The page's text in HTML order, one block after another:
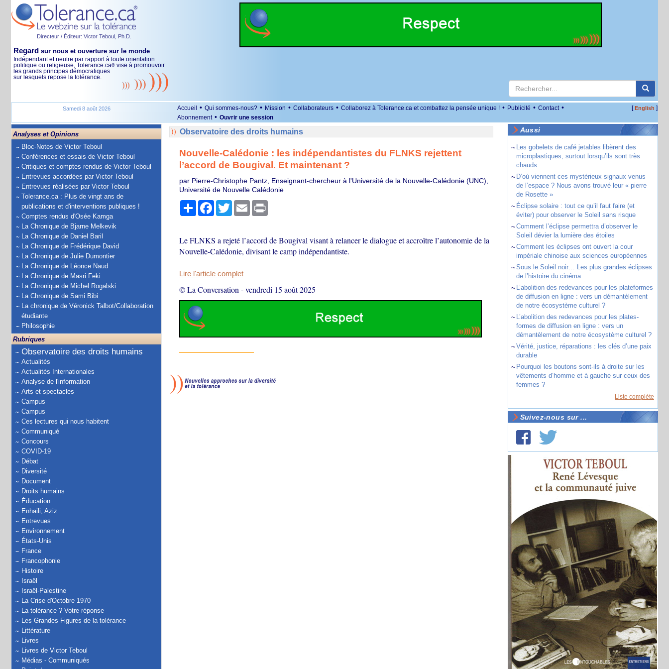
Directeur / Éditeur: Victor Teboul, Ph.D.
Regard sur nous et ouverture sur le monde
Indépendant et neutre par rapport à toute orientation
politique ou religieuse, Tolerance.ca® vise à promouvoir
les grands principes démocratiques
sur lesquels repose la tolérance.
Samedi 8 août 2026 Accueil • Qui sommes-nous? • Mission • Collaborateurs • Collaborez à Tolerance.ca et combattez la pensée unique ! • Publicité • Contact •
Abonnement • Ouvrir une session
[English ]
Analyses et Opinions
Bloc-Notes de Victor Teboul
Conférences et essais de Victor Teboul
Critiques et comptes rendus de Victor Teboul
Entrevues accordées par Victor Teboul
Entrevues réalisées par Victor Teboul
Tolerance.ca : Plus de vingt ans de
publications et d'interventions publiques !
Comptes rendus d'Osée Kamga
La Chronique de Bjarne Melkevik
La Chronique de Daniel Baril
La Chronique de Frédérique David
La Chronique de Julie Dumontier
La Chronique de Léonce Naud
La Chronique de Masri Feki
La Chronique de Michel Rogalski
La Chronique de Sami Bibi
La chronique de Véronick Talbot/Collaboration
étudiante
Philosophie
Rubriques
Observatoire des droits humains
Actualités
Actualités Internationales
Analyse de l'information
Arts et spectacles
Campus
Campus
Ces lectures qui nous habitent
Communiqué
Concours
COVID-19
Débat
Diversité
Document
Droits humains
Éducation
Enhaili, Aziz
Entrevues
Environnement
États-Unis
France
Francophonie
Histoire
Israël
Israël-Palestine
La Crise d'Octobre 1970
La tolérance ? Votre réponse
Les Grandes Figures de la tolérance
Littérature
Livres
Livres de Victor Teboul
Médias - Communiqués
Observatoire des droits humains
Nouvelle-Calédonie : les indépendantistes du FLNKS rejettent
l’accord de Bougival. Et maintenant ?
par Pierre-Christophe Pantz, Enseignant-chercheur à l'Université de la Nouvelle-Calédonie (UNC),
Université de Nouvelle Calédonie
PartagerFacebook
TwitterEmail Print
Le FLNKS a rejeté l’accord de Bougival visant à relancer le dialogue et accroître l’autonomie de la
Nouvelle-Calédonie, divisant le camp indépendantiste.
Lire l'article complet
© La Conversation -vendredi 15 août 2025
Aussi
~ Les gobelets de café jetables libèrent des
microplastiques, surtout lorsqu’ils sont très
chauds
~ D’où viennent ces mystérieux signaux venus
de l’espace ? Nous avons trouvé leur « pierre
de Rosette »
~ Éclipse solaire : tout ce qu’il faut faire (et
éviter) pour observer le Soleil sans risque
~Comment l’éclipse permettra d’observer le
Soleil dévier la lumière des étoiles
~Comment les éclipses ont ouvert la cour
impériale chinoise aux sciences européennes
~Sous le Soleil noir… Les plus grandes éclipses
de l’histoire du cinéma
~ L’abolition des redevances pour les plateformes
de diffusion en ligne : vers un démantèlement
de notre écosystème culturel ?
~ L’abolition des redevances pour les plates-
formes de diffusion en ligne : vers un
démantèlement de notre écosystème culturel ?
~Vérité, justice, réparations : les clés d’une paix
durable
~ Pourquoi les boutons sont-ils à droite sur les
vêtements d’homme et à gauche sur ceux des
femmes ?
Liste complète
Suivez-nous sur ...